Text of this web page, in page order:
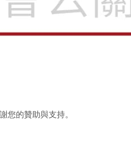
您的贊助與支持。